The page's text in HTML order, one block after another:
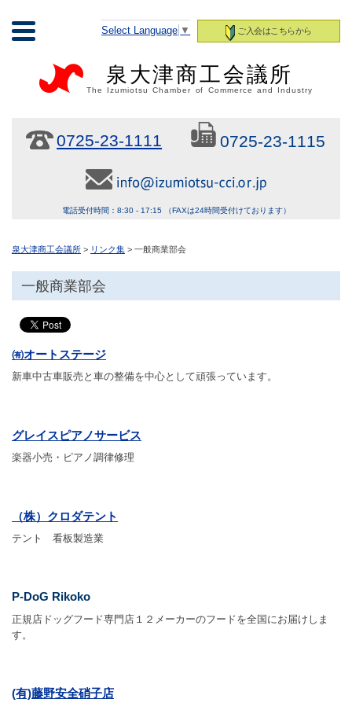
ご入会はこちらから
Select Language ▼
泉大津商工会議所
The Izumiotsu Chamber of Commerce and Industry
0725-23-1111 0725-23-1115
電話受付時間：8:30 - 17:15 （FAXは24時間受付けております）
泉大津商工会議所 > リンク集 > 一般商業部会
一般商業部会
㈲オートステージ
新車中古車販売と車の整備を中心として頑張っています。
グレイスピアノサービス
楽器小売・ピアノ調律修理
（株）クロダテント
テント 看板製造業
P-DoG Rikoko
正規店ドッグフード専門店１２メーカーのフードを全国にお届けしま
す。
(有)藤野安全硝子店